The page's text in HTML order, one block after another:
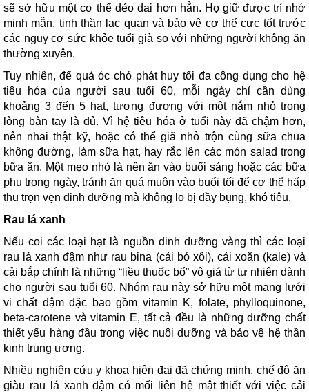
sẽ sở hữu một cơ thể dẻo dai hơn hẳn. Họ giữ được trí nhớ
minh mẫn, tinh thần lạc quan và bảo vệ cơ thể cực tốt trước
các nguy cơ sức khỏe tuổi già so với những người không ăn
thường xuyên.
Tuy nhiên, để quả óc chó phát huy tối đa công dụng cho hệ
tiêu hóa của người sau tuổi 60, mỗi ngày chỉ cần dùng
khoảng 3 đến 5 hạt, tương đương với một nắm nhỏ trong
lòng bàn tay là đủ. Vì hệ tiêu hóa ở tuổi này đã chậm hơn,
nên nhai thật kỹ, hoặc có thể giã nhỏ trộn cùng sữa chua
không đường, làm sữa hạt, hay rắc lên các món salad trong
bữa ăn. Một mẹo nhỏ là nên ăn vào buổi sáng hoặc các bữa
phụ trong ngày, tránh ăn quá muộn vào buổi tối để cơ thể hấp
thu trọn vẹn dinh dưỡng mà không lo bị đầy bụng, khó tiêu.
Rau lá xanh
Nếu coi các loại hạt là nguồn dinh dưỡng vàng thì các loại
rau lá xanh đậm như rau bina (cải bó xôi), cải xoăn (kale) và
cải bắp chính là những “liều thuốc bổ” vô giá từ tự nhiên dành
cho người sau tuổi 60. Nhóm rau này sở hữu một mạng lưới
vi chất đậm đặc bao gồm vitamin K, folate, phylloquinone,
beta-carotene và vitamin E, tất cả đều là những dưỡng chất
thiết yếu hàng đầu trong việc nuôi dưỡng và bảo vệ hệ thần
kinh trung ương.
Nhiều nghiên cứu y khoa hiện đại đã chứng minh, chế độ ăn
giàu rau lá xanh đậm có mối liên hệ mật thiết với việc cải